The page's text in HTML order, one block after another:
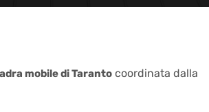
mobile di Taranto coordinata dalla